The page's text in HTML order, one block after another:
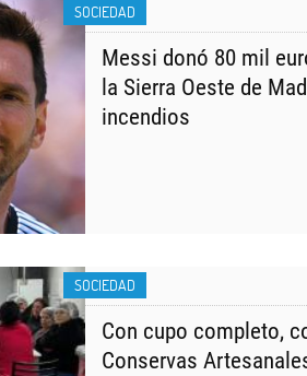
SOCIEDAD
Messi donó 80 mil
la Sierra Oeste de
incendios
SOCIEDAD
Con cupo completo,
Conservas